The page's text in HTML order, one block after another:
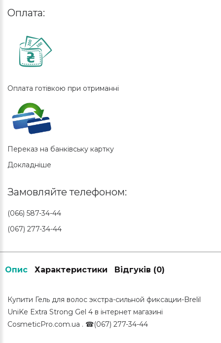
Оплата:
Оплата готівкою при отриманні
Переказ на банківську картку
Докладніше
Замовляйте телефоном:
(066) 587-34-44
(067) 277-34-44
Опис Характеристики Відгуків (0)
Купити Гель для волос экстра-сильной фиксации-Brelil
UniKe Extra Strong Gel 4 в інтернет магазині
CosmeticPro.com.ua . ☎(067) 277-34-44